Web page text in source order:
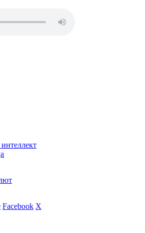
Facebook X